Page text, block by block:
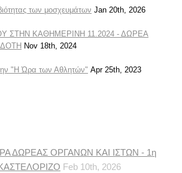
των μοσχευμάτων Jan 20th, 2026
ΣΤΗΝ ΚΑΘΗΜΕΡΙΝΗ 11.2024 - ΔΩΡΕΑ
Nov 18th, 2024
"Η Ώρα των Αθλητών" Apr 25th, 2023
ΔΩΡΕΑΣ ΟΡΓΑΝΩΝ ΚΑΙ ΙΣΤΩΝ - 1η
Feb 10th, 2026